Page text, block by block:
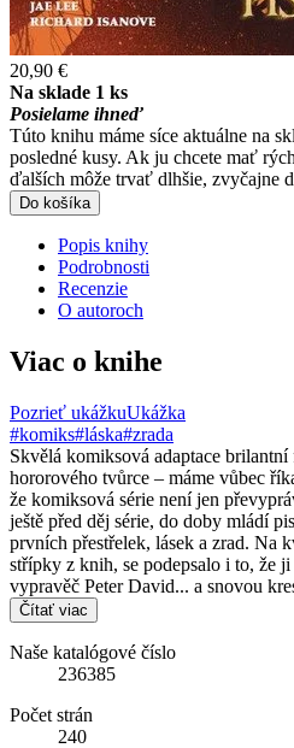
20,90 €
Na sklade 1 ks
Posielame ihneď
Túto knihu máme síce aktuálne na
posledné kusy. Ak ju chcete mať
ďalších môže trvať dlhšie, zvyčajne
Do košíka
Popis knihy
Podrobnosti
Recenzie
O autoroch
Viac o knihe
Pozrieť ukážkuUkážka
#komiks#láska#zrada
Skvělá komiksová adaptace
hororového tvůrce – máme vůbec
že komiksová série není jen
ještě před děj série, do doby mládí
prvních přestřelek, lásek a zrad. Na
střípky z knih, se podepsalo i to, že
vypravěč Peter David... a snovou
Čítať viac
Naše katalógové číslo
236385
Počet strán
240